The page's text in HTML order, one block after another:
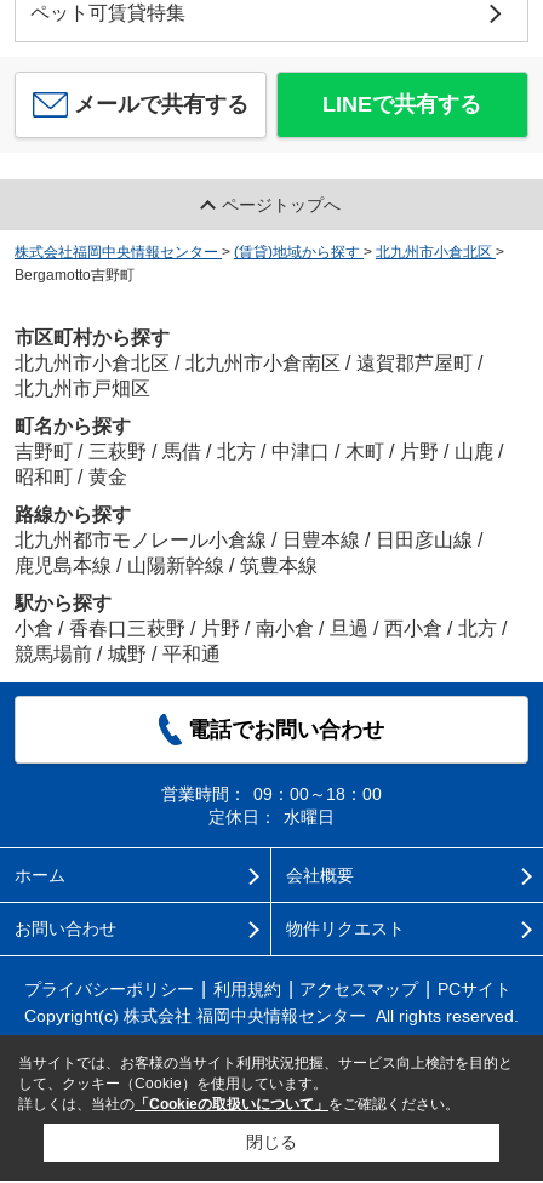
ペット可賃貸特集
メールで共有する LINEで共有する
ページトップへ
株式会社福岡中央情報センター > (賃貸)地域から探す > 北九州市小倉北区 >
Bergamotto吉野町
市区町村から探す
北九州市小倉北区 / 北九州市小倉南区 / 遠賀郡芦屋町 /
北九州市戸畑区
町名から探す
吉野町 / 三萩野 / 馬借 / 北方 / 中津口 / 木町 / 片野 / 山鹿 /
昭和町 / 黄金
路線から探す
北九州都市モノレール小倉線 / 日豊本線 / 日田彦山線 /
鹿児島本線 / 山陽新幹線 / 筑豊本線
駅から探す
小倉 / 香春口三萩野 / 片野 / 南小倉 / 旦過 / 西小倉 / 北方 /
競馬場前 / 城野 / 平和通
電話でお問い合わせ
営業時間：
09：00～18：00
定休日：
水曜日
ホーム 会社概要
お問い合わせ 物件リクエスト
プライバシーポリシー 利用規約 アクセスマップ
PCサイト
Copyright(c) 株式会社 福岡中央情報センター All rights reserved.
当サイトでは、お客様の当サイト利用状況把握、サービス向上検討を目的と
して、クッキー（Cookie）を使用しています。
詳しくは、当社の 「Cookieの取扱いについて」 をご確認ください。
閉じる